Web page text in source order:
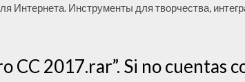
Интернета. Инструменты для творчества,
2017.rar”. Si no cuentas